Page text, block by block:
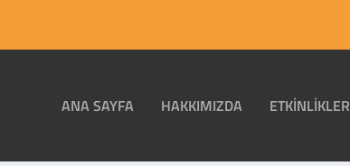
ANA SAYFA HAKKIMIZDA ETKINLIKLER